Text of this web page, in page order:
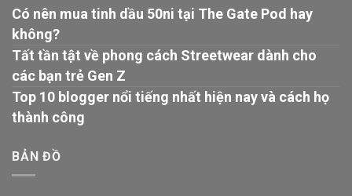
Có nên mua tinh dầu 50ni tại The Gate Pod hay
không?
Tất tần tật về phong cách Streetwear dành cho
các bạn trẻ Gen Z
Top 10 blogger nổi tiếng nhất hiện nay và cách họ
thành công
BẢN ĐỒ